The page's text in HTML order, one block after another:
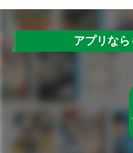
アプリなら